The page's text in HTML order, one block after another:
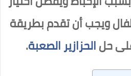
ويجب أن تقدم بطريقة
حلالحزازير الصعبة.